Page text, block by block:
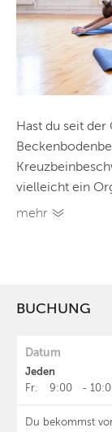
Hast du seit der
vielleicht ein
mehr
BUCHUNG
Datum
Jeden
Fr. 9:00 -
Du bekommst